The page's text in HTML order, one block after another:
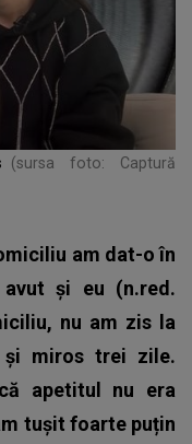
(sursa foto: Captură
am dat-o în
și eu (n.red.
nu am zis la
și miros trei zile.
apetitul nu era
tușit foarte puțin